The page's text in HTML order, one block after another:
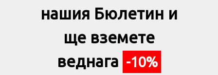
нашия Бюлетин и
ще вземете
веднага -10%